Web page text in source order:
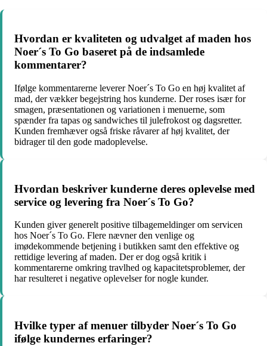
Hvordan er kvaliteten og udvalget af maden hos
Noer´s To Go baseret på de indsamlede
kommentarer?
Ifølge kommentarerne leverer Noer´s To Go en høj kvalitet af
mad, der vækker begejstring hos kunderne. Der roses især for
smagen, præsentationen og variationen i menuerne, som
spænder fra tapas og sandwiches til julefrokost og dagsretter.
Kunden fremhæver også friske råvarer af høj kvalitet, der
bidrager til den gode madoplevelse.
Hvordan beskriver kunderne deres oplevelse med
service og levering fra Noer´s To Go?
Kunden giver generelt positive tilbagemeldinger om servicen
hos Noer´s To Go. Flere nævner den venlige og
imødekommende betjening i butikken samt den effektive og
rettidige levering af maden. Der er dog også kritik i
kommentarerne omkring travlhed og kapacitetsproblemer, der
har resulteret i negative oplevelser for nogle kunder.
Hvilke typer af menuer tilbyder Noer´s To Go
ifølge kundernes erfaringer?